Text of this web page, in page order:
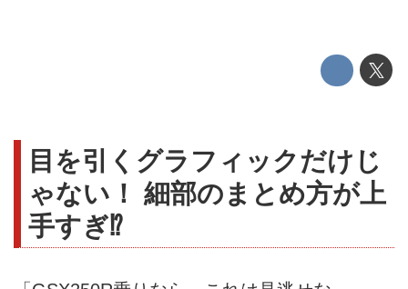
目を引くグラフィックだけじ
ゃない！ 細部のまとめ方が上
手すぎ⁉︎